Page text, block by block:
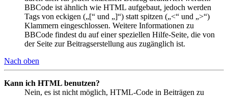
BBCode ist ähnlich wie HTML aufgebaut, jedoch werden
Tags von eckigen („[“ und „]“) statt spitzen („<“ und „>“)
Klammern eingeschlossen. Weitere Informationen zu
BBCode findest du auf einer speziellen Hilfe-Seite, die von
der Seite zur Beitragserstellung aus zugänglich ist.
Nach oben
Kann ich HTML benutzen?
Nein, es ist nicht möglich, HTML-Code in Beiträgen zu